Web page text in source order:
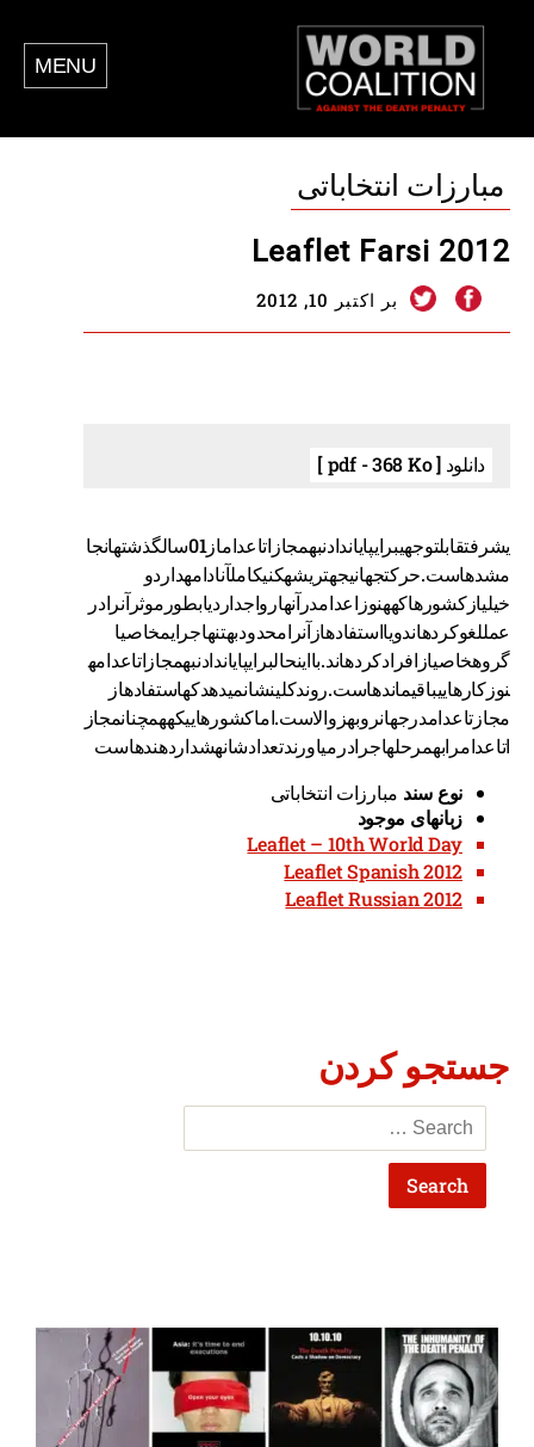
MENU
مبارزات انتخاباتی
Leaflet Farsi 2012
بر اکتبر 10, 2012
دانلود [ pdf - 368 Ko ]
یشرفتقابلتوجهیبرایپایاندادنبهمجازاتاعداماز01سالگذشتهانجا
مشدهاست.حرکتجهانیجهتریشهکنیکاملآنادامهداردو
خیلیازکشورهاکههنوزاعدامدرآنهارواجداردیابطورموثرآنرادر
عمللغوکردهاندویااستفادهازآنرامحدودبهتنهاجرایمخاصیا
گروهخاصیازافرادکردهاند.بااینحالبرایپایاندادنبهمجازاتاعدامه
نوزکارهاییباقیماندهاست.روندکلینشانمیدهدکهاستفادهاز
مجازتاعدامدرجهانروبهزوالاست.اماکشورهاییکههمچنانمجاز
اتاعدامرابهمرحلهاجرادرمیاورندتعدادشانهشداردهندهاست
نوع سند مبارزات انتخاباتی
زبانهای موجود
Leaflet – 10th World Day
Leaflet Spanish 2012
Leaflet Russian 2012
جستجو کردن